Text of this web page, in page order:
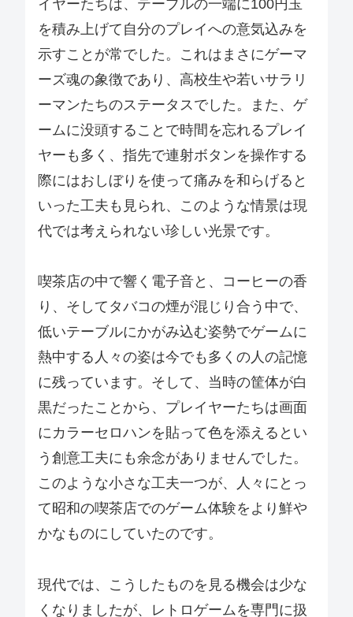
イヤーたちは、テーブルの一端に100円玉
を積み上げて自分のプレイへの意気込みを
示すことが常でした。これはまさにゲーマ
ーズ魂の象徴であり、高校生や若いサラリ
ーマンたちのステータスでした。また、ゲ
ームに没頭することで時間を忘れるプレイ
ヤーも多く、指先で連射ボタンを操作する
際にはおしぼりを使って痛みを和らげると
いった工夫も見られ、このような情景は現
代では考えられない珍しい光景です。
喫茶店の中で響く電子音と、コーヒーの香
り、そしてタバコの煙が混じり合う中で、
低いテーブルにかがみ込む姿勢でゲームに
熱中する人々の姿は今でも多くの人の記憶
に残っています。そして、当時の筐体が白
黒だったことから、プレイヤーたちは画面
にカラーセロハンを貼って色を添えるとい
う創意工夫にも余念がありませんでした。
このような小さな工夫一つが、人々にとっ
て昭和の喫茶店でのゲーム体験をより鮮や
かなものにしていたのです。
現代では、こうしたものを見る機会は少な
くなりましたが、レトロゲームを専門に扱